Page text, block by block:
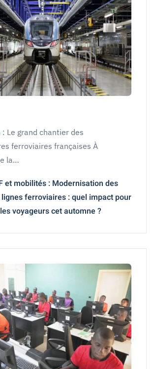
Le grand chantier des
ferroviaires françaises À
la…
et mobilités : Modernisation des
ferroviaires : quel impact pour
les voyageurs cet automne ?